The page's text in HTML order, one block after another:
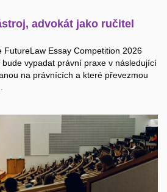
advokát jako ručitel
FutureLaw Essay Competition 2026
vypadat právní praxe v následující
na právnících a které převezmou